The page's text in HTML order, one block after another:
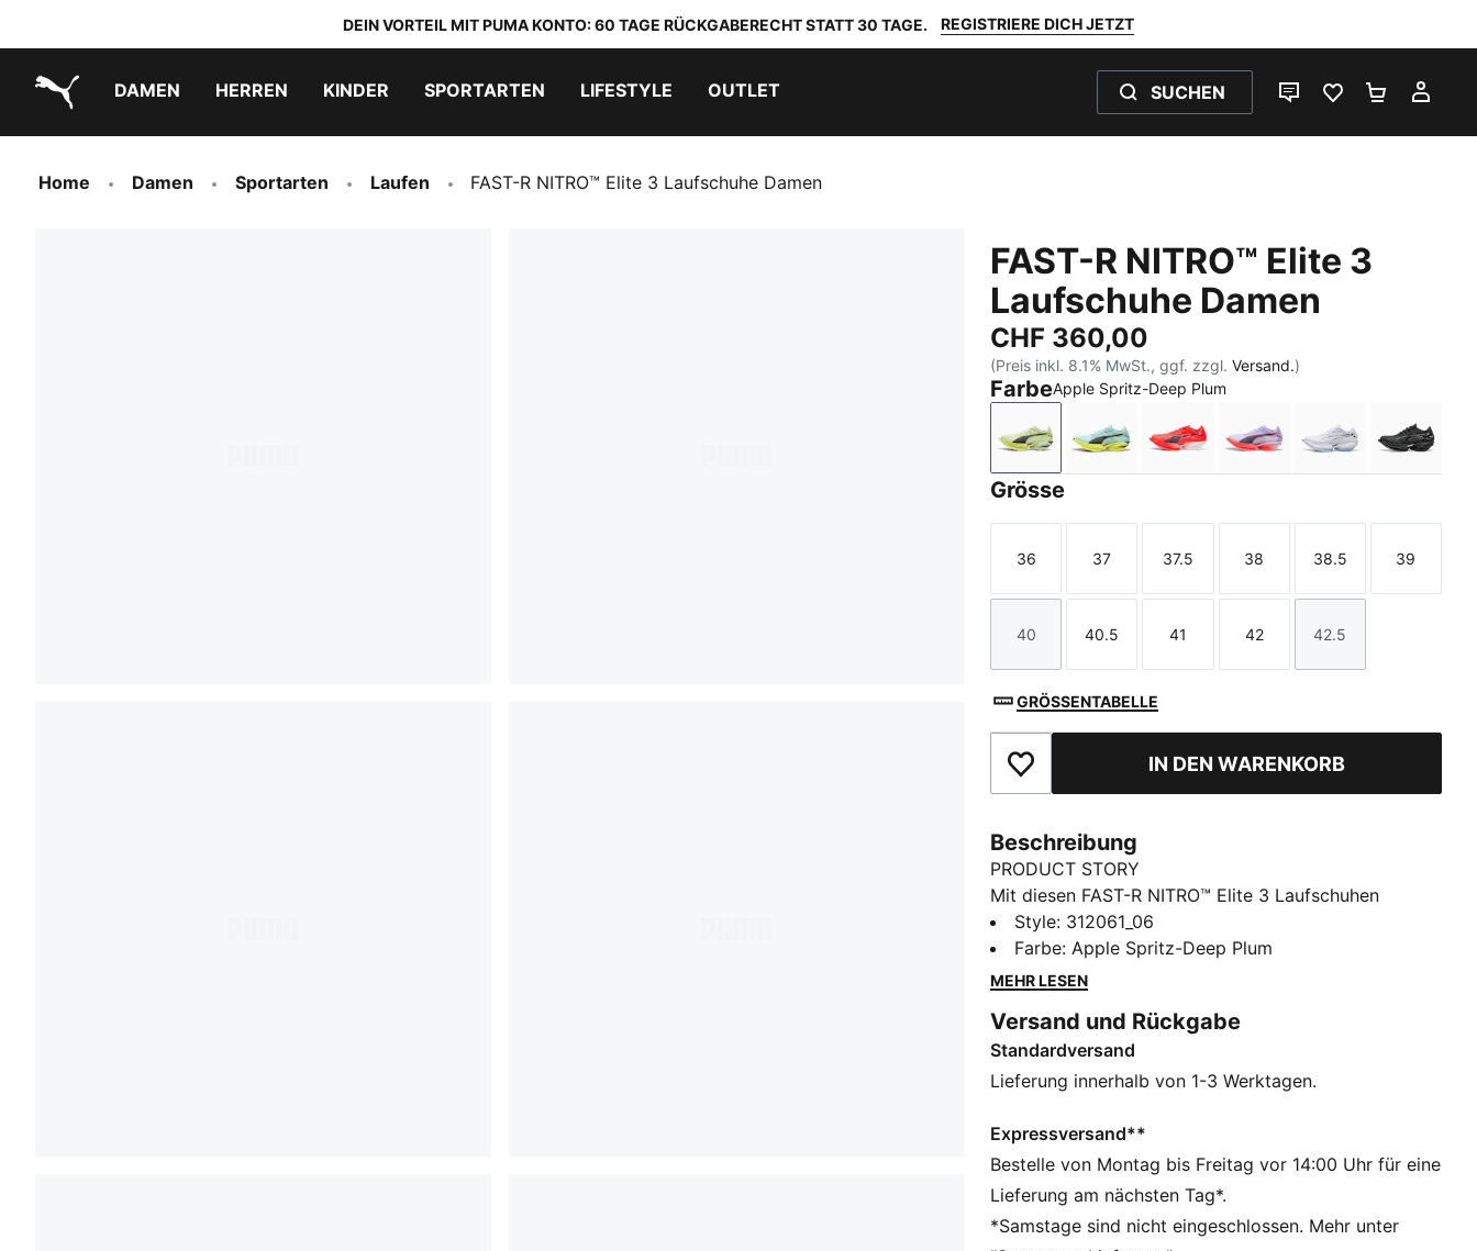
DEIN VORTEIL MIT PUMA KONTO: 60 TAGE RÜCKGABERECHT STATT 30 TAGE. REGISTRIERE DICH JETZT
DAMEN HERREN KINDER SPORTARTEN LIFESTYLE OUTLET SUCHEN
LIVE-CHATFAVORITEN 0
Home Damen Sportarten Laufen FAST-R NITRO™ Elite 3 Laufschuhe Damen
FAST-R NITRO™ Elite 3
Laufschuhe Damen
CHF 360,00
(Preis inkl. 8.1% MwSt., ggf. zzgl.Versand.)
FarbeApple Spritz-Deep Plum
Apple Spritz-Deep Plum
Fresh Water-Lemon Crush
Ultra Red-Inky Depths-PUMA White
Light Lavender-Inky
PUMA White-
PUMA
Grösse
Größe
36
Größe
37
Größe
37.5
Größe
38
Größe
38.5
Größe
39
Größe
40
Größe
40.5
Größe
41
Größe
42
Größe
42.5
GRÖSSENTABELLE
Zu Favoriten hinzufügenIN DEN WARENKORB
Beschreibung
PRODUCT STORY
Mit diesen FAST-R NITRO™ Elite 3 Laufschuhen
steigerst du dein Tempo für den Wettkampf. Sie
haben einen Antrieb aus Karbonfaser, ein leichtes
Obermaterial für ein weiches, festes Tragegefühl und
FEATURES + VORTEILE
PWRPLATE: Carbonfaserplatte zur Stabilisierung der
Zwischensohle bei gleichzeitiger Maximierung der
NITROFOAM™ Elite: Extrem leichte, hochwertige
Performance-Schaumstofftechnologie für exzellente
Reaktionsfähigkeit
DETAILS
Entworfen für: Straßenlauf
Style: 312061_06
Farbe:Apple Spritz-Deep Plum
MEHR LESEN
Versand und Rückgabe
Standardversand
Lieferung innerhalb von 1-3 Werktagen.
Expressversand**
Bestelle von Montag bis Freitag vor 14:00 Uhr für eine
Lieferung am nächsten Tag*.
*Samstage sind nicht eingeschlossen. Mehr unter